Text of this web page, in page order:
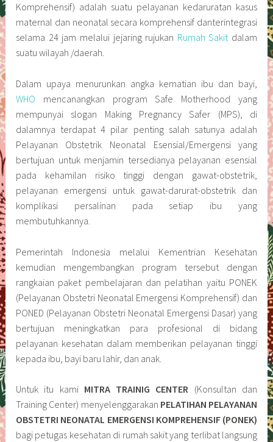
Komprehensif) adalah suatu pelayanan kedaruratan kasus
maternal dan neonatal secara komprehensif danterintegrasi
selama 24 jam melalui jejaring rujukan Rumah Sakitdalam
suatu wilayah /daerah.
Dalam upaya menurunkan angka kematian ibu dan bayi,
WHO mencanangkan program Safe Motherhood yang
mempunyai slogan Making Pregnancy Safer (MPS), di
dalamnya terdapat 4 pilar penting salah satunya adalah
Pelayanan Obstetrik Neonatal Esensial/Emergensi yang
bertujuan untuk menjamin tersedianya pelayanan esensial
pada kehamilan risiko tinggi dengan gawat-obstetrik,
pelayanan emergensi untuk gawat-darurat-obstetrik dan
komplikasi persalinan pada setiap ibu yang
membutuhkannya.
Pemerintah Indonesia melalui Kementrian Kesehatan
kemudian mengembangkan program tersebut dengan
rangkaian paket pembelajaran dan pelatihan yaitu PONEK
(Pelayanan Obstetri Neonatal Emergensi Komprehensif) dan
PONED (Pelayanan Obstetri Neonatal Emergensi Dasar) yang
bertujuan meningkatkan para profesional di bidang
pelayanan kesehatan dalam memberikan pelayanan tinggi
kepada ibu, bayi baru lahir, dan anak.
Untuk itu kami MITRA TRAINIG CENTER (Konsultan dan
Training Center) menyelenggarakan PELATIHAN PELAYANAN
OBSTETRI NEONATAL EMERGENSI KOMPREHENSIF (PONEK)
bagi petugas kesehatan di rumah sakit yang terlibat langsung